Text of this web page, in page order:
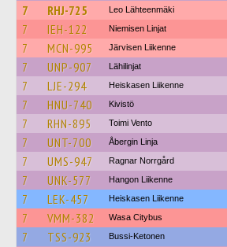
7 RHJ-725 Leo Lähteenmäki
7 IEH-122 Niemisen Linjat
7 MCN-995 Järvisen Liikenne
7 UNP-907 Lähilinjat
7 LJE-294 Heiskasen Liikenne
7 HNU-740 Kivistö
7 RHN-895 Toimi Vento
7 UNT-700 Åbergin Linja
7 UMS-947 Ragnar Norrgård
7 UNK-577 Hangon Liikenne
7 LEK-457 Heiskasen Liikenne
7 VMM-382 Wasa Citybus
7 TSS-923 Bussi-Ketonen